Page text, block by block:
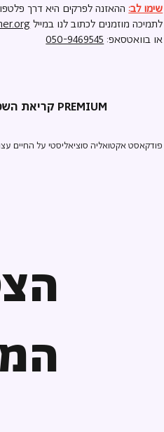
שימו לב: ההאזנה לפרקים היא דרך
לתמיכה מוזמנים לכתוב לנו במייל
או בוואטסאפ: 050-9469545
קריאת השכמה PREMIUM
פודקאסט אקטואליה סוציאליסטי על החיים